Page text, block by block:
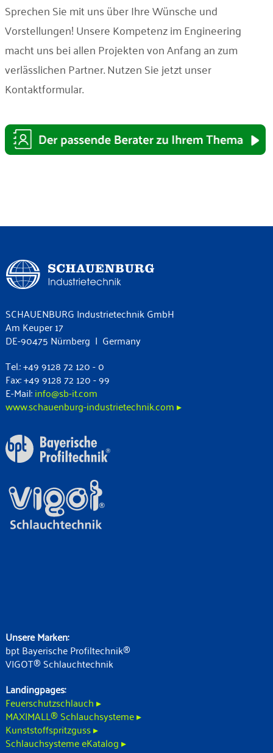
Sprechen Sie mit uns über Ihre Wünsche und
Vorstellungen! Unsere Kompetenz im Engineering
macht uns bei allen Projekten von Anfang an zum
verlässlichen Partner. Nutzen Sie jetzt unser
Kontaktformular.
SCHAUENBURG Industrietechnik GmbH
Am Keuper 17
DE-90475 Nürnberg | Germany
Tel.: +49 9128 72 120 - 0
Fax: +49 9128 72 120 - 99
E-Mail:info@sb-it.com
www.schauenburg-industrietechnik.com ▸
Unsere Marken:
bpt Bayerische Profiltechnik®
VIGOT® Schlauchtechnik
Landingpages:
Feuerschutzschlauch ▸
MAXIMALL® Schlauchsysteme ▸
Kunststoffspritzguss ▸
Schlauchsysteme eKatalog ▸